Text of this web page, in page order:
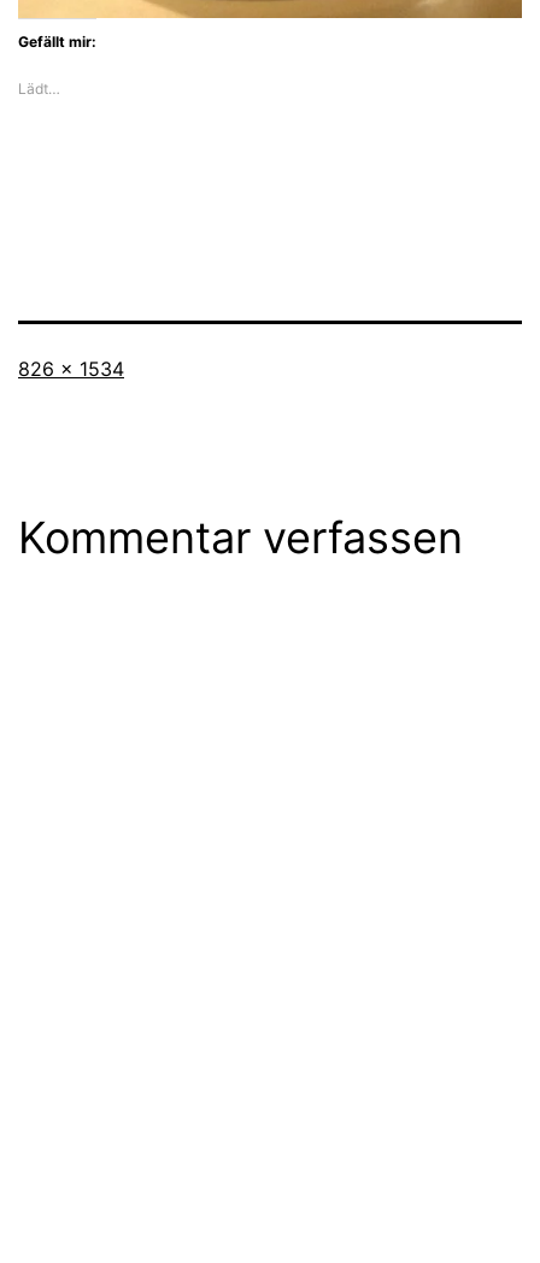
Gefällt mir:
Lädt…
Originalgröße
826 × 1534
Kommentar verfassen